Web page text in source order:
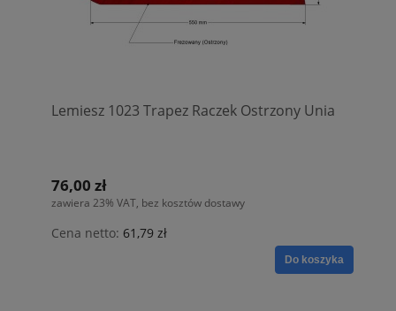
Lemiesz 1023 Trapez Raczek Ostrzony Unia
76,00 zł
zawiera 23% VAT, bez kosztów dostawy
Cena netto: 61,79 zł
Do koszyka